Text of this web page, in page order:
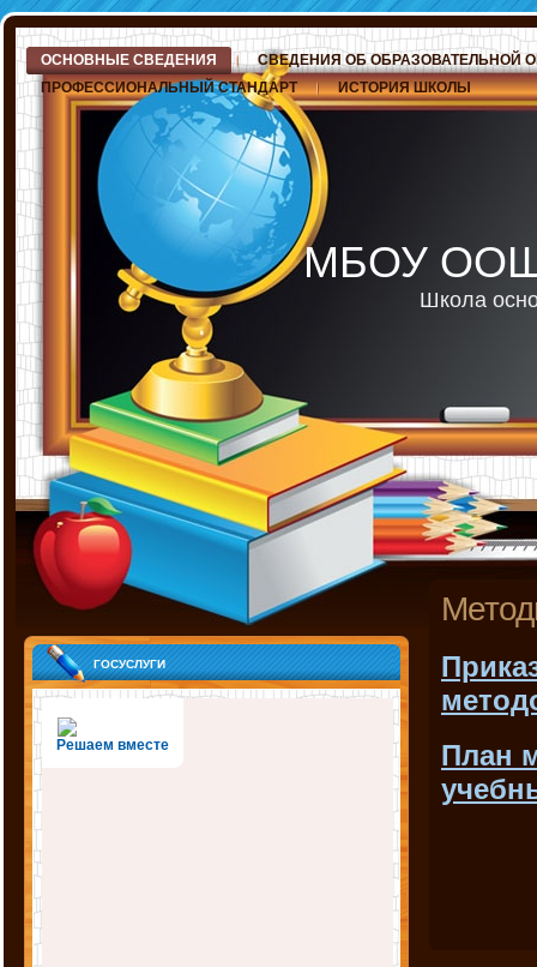
ОСНОВНЫЕ СВЕДЕНИЯ
СВЕДЕНИЯ ОБ ОБРАЗОВАТЕЛЬНОЙ
ПРОФЕССИОНАЛЬНЫЙ СТАНДАРТ
ИСТОРИЯ ШКОЛЫ
МБОУ ООШ
Школа
госуслуги
Решаем вместе
План